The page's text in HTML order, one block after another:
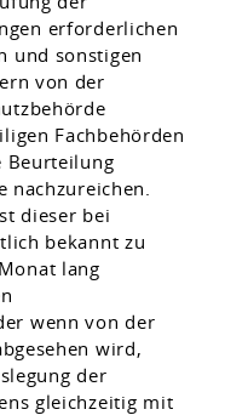
erforderlichen
und sonstigen
von der
Fachbehörden
Beurteilung
nachzureichen.
dieser bei
bekannt zu
lang
wenn von der
wird,
der
gleichzeitig mit